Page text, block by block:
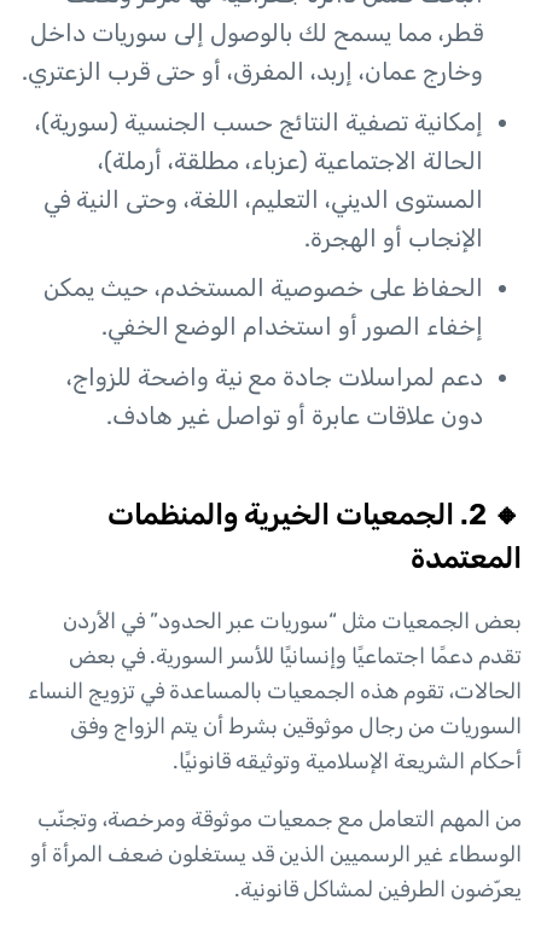
قطر، مما يسمح لك بالوصول إلى سوريات داخل
وخارج عمان، إربد، المفرق، أو حتى قرب الزعتري.
إمكانية تصفية النتائج حسب الجنسية (سورية)،
الحالة الاجتماعية (عزباء، مطلقة، أرملة)،
المستوى الديني، التعليم، اللغة، وحتى النية في
الإنجاب أو الهجرة.
الحفاظ على خصوصية المستخدم، حيث يمكن
إخفاء الصور أو استخدام الوضع الخفي.
دعم لمراسلات جادة مع نية واضحة للزواج،
دون علاقات عابرة أو تواصل غير هادف.
🔸 2. الجمعيات الخيرية والمنظمات
المعتمدة
بعض الجمعيات مثل “سوريات عبر الحدود” في الأردن
تقدم دعمًا اجتماعيًا وإنسانيًا للأسر السورية. في بعض
الحالات، تقوم هذه الجمعيات بالمساعدة في تزويج النساء
السوريات من رجال موثوقين بشرط أن يتم الزواج وفق
أحكام الشريعة الإسلامية وتوثيقه قانونيًا.
من المهم التعامل مع جمعيات موثوقة ومرخصة، وتجنّب
الوسطاء غير الرسميين الذين قد يستغلون ضعف المرأة أو
يعرّضون الطرفين لمشاكل قانونية.